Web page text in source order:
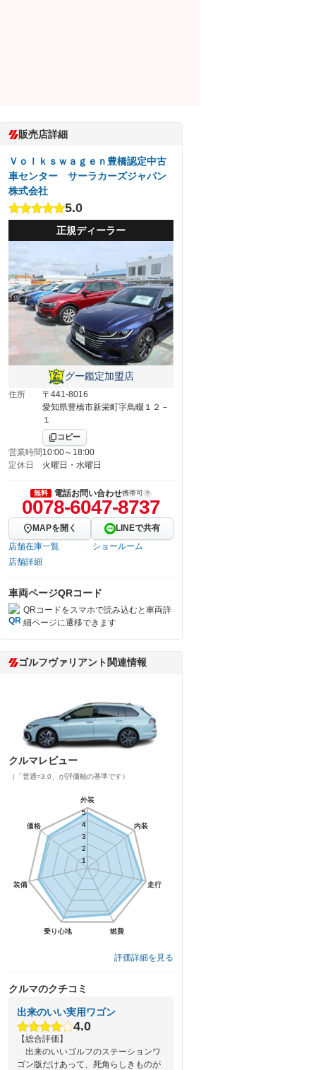
販売店詳細
Ｖｏｌｋｓｗａｇｅｎ豊橋認定中古
車センター サーラカーズジャパン
株式会社
5.0
正規ディーラー
グー鑑定加盟店
住所
〒441-8016
愛知県豊橋市新栄町字鳥畷１２－
１
コピー
営業時間10:00～18:00
定休日
火曜日・水曜日
無料 電話お問い合わせ携帯可
0078-6047-8737
MAPを開く
LINEで共有
店舗在庫一覧
ショールーム
店舗詳細
車両ページQRコード
QRコードをスマホで読み込むと車両詳
細ページに遷移できます
ゴルフヴァリアント関連情報
クルマレビュー
（「普通=3.0」が評価軸の基準です）
外装
内装
走行
燃費
乗り心地
装備
価格
1
2
3
4
5
外装
内装
走行
燃費
乗り心地
装備
価格
1
2
3
4
5
評価詳細を見る
クルマのクチコミ
出来のいい実用ワゴン
4.0
【総合評価】
出来のいいゴルフのステーションワ
ゴン版だけあって、死角らしきものが